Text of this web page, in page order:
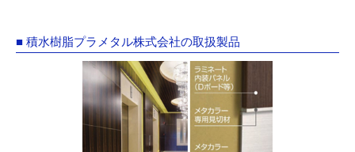
■ 積水樹脂プラメタル株式会社の取扱製品